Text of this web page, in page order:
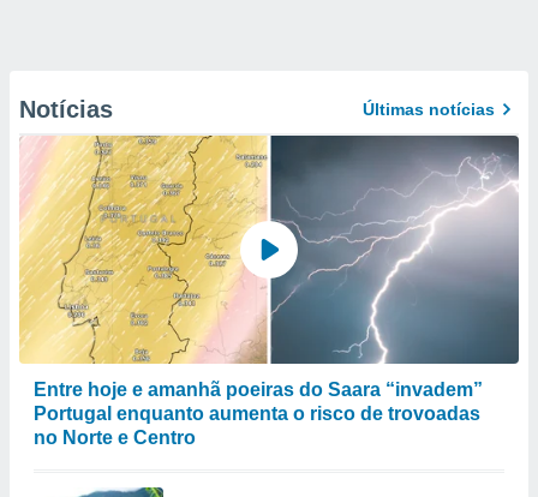
Notícias Últimas notícias
Entre hoje e amanhã poeiras do Saara “invadem”
Portugal enquanto aumenta o risco de trovoadas
no Norte e Centro